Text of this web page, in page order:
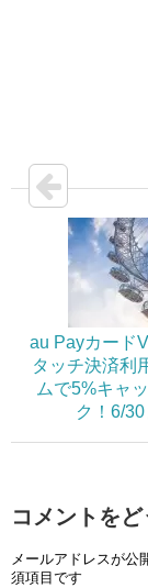
au Payカード
タッチ決済利
ムで5%キャ
ク！6/
コメントを
メールアドレスが公
須項目です